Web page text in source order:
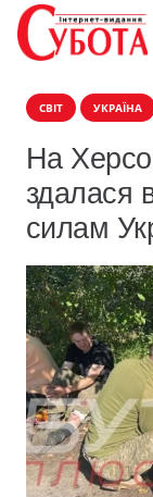
СВІТ УКРАЇНА
На
здалася
силам